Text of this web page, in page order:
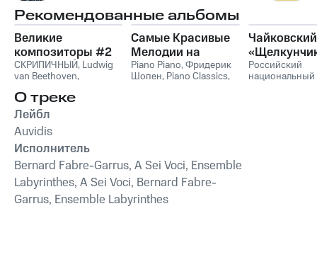
Рекомендованные альбомы
Великие
композиторы #2
СКРИПИЧНЫЙ, Ludwig
van Beethoven,
Франц Шуберт
String Orchestra
Антонио Вивальди
Самые Красивые
Мелодии на
Пианино
Piano Piano,Фридерик
Шопен, Piano Classics,
Чайковский
Российский
национальный
О треке
Лейбл
Auvidis
Исполнитель
Bernard Fabre-Garrus, A Sei Voci, Ensemble
Labyrinthes, A Sei Voci, Bernard Fabre-
Garrus, Ensemble Labyrinthes